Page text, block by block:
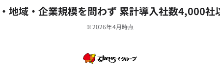
地域‧企業規模を問わず 累計導⼊社数4,000社
※2026年4月時点